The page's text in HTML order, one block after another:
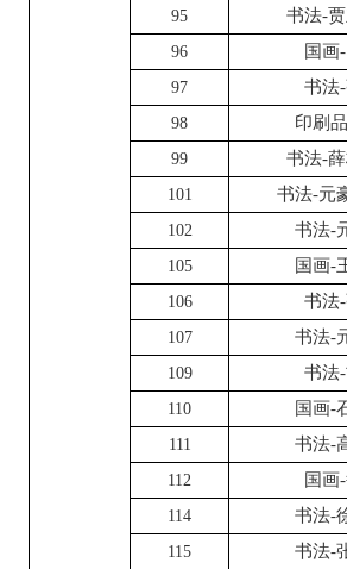
95 书法-
96 国画
97 书法
98 印刷
99 书法-
101 书法-元
102 书法-
105 国画-
106 书法
107 书法-
109 书法
110 国画-
111 书法-
112 国画
114 书法-
115 书法-